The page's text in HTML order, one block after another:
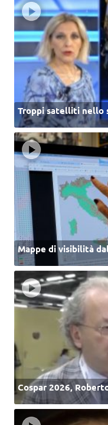
Troppi satelliti nello
Mappe di visibilità
Cospar 2026,